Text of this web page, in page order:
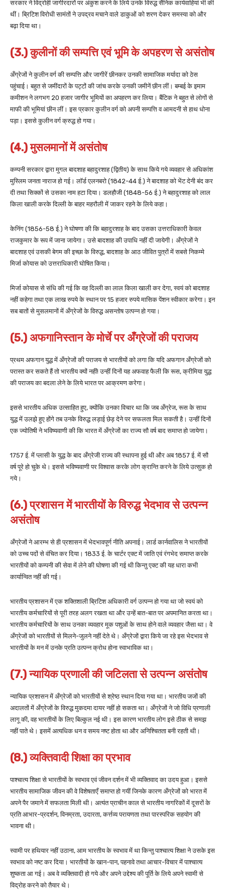
सरकार ने विद्रोही जागीरदारों पर अंकुश करने के लिये उनके विरुद्ध सैनिक कार्यवाहियां भी की
थीं। ब्रिटिश विरोधी सामंतों ने उपद्रव मचाने वाले डाकुओं को शरण देकर समस्या को और
बढ़ा दिया था।
(3.) कुलीनों की सम्पत्ति एवं भूमिके अपहरण से असंतोष
अँग्रेजों ने कुलीन वर्ग की सम्पत्ति और जागीरें छीनकर उनकी सामाजिक मर्यादा को ठेस
पहुंचाई। बहुत से जमींदारों के पट्टों की जांच करके उनकी जमीनें छीन लीं। बम्बई के इमाम
कमीशन ने लगभग 20 हजार जागीर भूमियों का अपहरण कर लिया। बैंटिक ने बहुत से लोगों से
माफी की भूमियां छीन लीं। इस प्रकार कुलीन वर्ग को अपनी सम्पत्ति व आमदनी से हाथ धोना
पड़ा। इससे कुलीन वर्ग क्रुद्ध हो गया।
(4.) मुसलमानों में असंतोष
कम्पनी सरकार द्वारा मुगल बादशाह बहादुरशाह (द्वितीय) के साथ किये गये व्यवहार से अधिकांश
मुस्लिम जनता नाराज हो गई। लॉर्ड एलनबरो (1842-44 ई.) ने बादशाह को भेंट देनी बंद कर
दी तथा सिक्कों से उसका नाम हटा दिया। डलहौजी (1848-56 ई.) ने बहादुरशाह को लाल
किला खाली करके दिल्ली के बाहर महरौली में जाकर रहने के लिये कहा।
केनिंग (1856-58 ई.) ने घोषणा की कि बहादुरशाह के बाद उसका उत्तराधिकारी केवल
राजकुमार के रूप में जाना जायेगा। उसे बादशाह की उपाधि नहीं दी जायेगी। अँग्रेजों ने
बादशाह एवं उसकी बेगम की इच्छा के विरुद्ध, बादशाह के आठ जीवित पुत्रों में सबसे निकम्मे
मिर्जा कोयास को उत्तराधिकारी घोषित किया।
मिर्जा कोयास से संधि की गई कि वह दिल्ली का लाल किला खाली कर देगा, स्वयं को बादशाह
नहीं कहेगा तथा एक लाख रुपये के स्थान पर 15 हजार रुपये मासिक पेंशन स्वीकार करेगा। इन
सब बातों से मुसलमानों में अँग्रेजों के विरुद्ध असन्तोष उत्पन्न हो गया।
(5.) अफगानिस्तान के मोर्चे पर अँग्रेजों की पराजय
प्रथम अफगान युद्ध में अँग्रेजों की पराजय से भारतीयों को लगा कि यदि अफगान अँग्रेजों को
परास्त कर सकते हैं तो भारतीय क्यों नहीं! उन्हीं दिनों यह अफवाह फैली कि रूस, क्रीमिया युद्ध
की पराजय का बदला लेने के लिये भारत पर आक्रमण करेगा।
इससे भारतीय अधिक उत्साहित हुए, क्योंकि उनका विचार था कि जब अँग्रेज, रूस के साथ
युद्ध में उलझे हुए होंगे तब उनके विरुद्ध लड़ाई छेड़ देने पर सफलता मिल सकती है। उन्हीं दिनों
एक ज्योतिषी ने भविष्यवाणी की कि भारत में अँग्रेजों का राज्य सौ वर्ष बाद समाप्त हो जायेगा।
1757 ई. में प्लासी के युद्ध के बाद अँग्रेजी राज्य की स्थापना हुई थी और अब 1857 ई. में सौ
वर्ष पूरे हो चुके थे। इससे भविष्यवाणी पर विश्वास करके लोग क्रान्ति करने के लिये उत्सुक हो
गये।
(6.) प्रशासन में भारतीयों के विरुद्ध भेदभाव से उत्पन्न
असंतोष
अँग्रेजों ने आरम्भ से ही प्रशासन में भेदभावपूर्ण नीति अपनाई। लार्ड कार्नवालिस ने भारतीयों
को उच्च पदों से वंचित कर दिया। 1833 ई. के चार्टर एक्ट में जाति एवं रंगभेद समाप्त करके
भारतीयों को कम्पनी की सेवा में लेने की घोषणा की गई थी किन्तु एक्ट की यह धारा कभी
कार्यान्वित नहीं की गई।
भारतीय प्रशासन में एक शक्तिशाली ब्रिटिश अधिकारी वर्ग उत्पन्न हो गया था जो स्वयं को
भारतीय कर्मचारियों से पूरी तरह अलग रखता था और उन्हें बात-बात पर अपमानित करता था।
भारतीय कर्मचारियों के साथ उनका व्यवहार मूक पशुओं के साथ होने वाले व्यवहार जैसा था। वे
अँग्रेजों को भारतीयों से मिलने-जुलने नहीं देते थे। अँग्रेजों द्वारा किये जा रहे इस भेदभाव से
भारतीयों के मन में उनके प्रति उत्पन्न क्रोध होना स्वाभाविक था।
(7.) न्यायिक प्रणाली की जटिलता से उत्पन्न असंतोष
न्यायिक प्रशासन में अँग्रेजों को भारतीयों से श्रेष्ठ स्थान दिया गया था। भारतीय जजों की
अदालतों में अँग्रेजों के विरुद्ध मुकदमा दायर नहीं हो सकता था। अँग्रेजों ने जो विधि प्रणाली
लागू की, वह भारतीयों के लिए बिल्कुल नई थी। इस कारण भारतीय लोग इसे ठीक से समझ
नहीं पाते थे। इसमें अत्यधिक धन व समय नष्ट होता था और अनिश्चितता बनी रहती थी।
(8.) व्यक्तिवादी शिक्षा का प्रभाव
पाश्चात्य शिक्षा से भारतीयों के स्वभाव एवं जीवन दर्शन में भी व्यक्तिवाद का उदय हुआ। इससे
भारतीय सामाजिक जीवन की वे विशेषताएँ समाप्त हो गयीं जिनके कारण अँग्रेजों को भारत में
अपने पैर जमाने में सफलता मिली थी। अत्यंत प्राचीन काल से भारतीय नागरिकों में दूसरों के
प्रति आभार-प्रदर्शन, विनम्रता, उदारता, कर्त्तव्य परायणता तथा पारस्परिक सहयोग की
भावना थी।
स्वामी पर हथियार नहीं उठाना, आम भारतीय के स्वभाव में था किन्तु पाश्चात्य शिक्षा ने उसके इस
स्वभाव को नष्ट कर दिया। भारतीयों के खान-पान, पहनावे तथा आचार-विचार में पाश्चात्य
शुष्कता आ गई। अब वे व्यक्तिवादी हो गये और अपने उद्देश्य की पूर्ति के लिये अपने स्वामी से
विद्रोह करने को तैयार थे।